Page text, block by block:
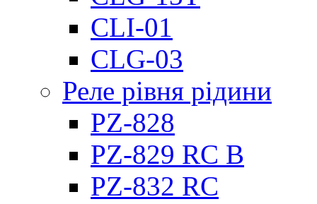
CLI-01
CLG-03
Реле рівня рідини
PZ-828
PZ-829 RC B
PZ-832 RC